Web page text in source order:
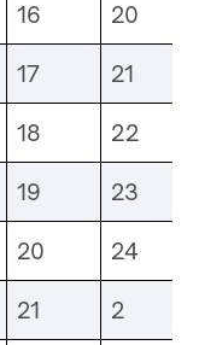
16 20
17 21
18 22
19 23
20 24
21 2